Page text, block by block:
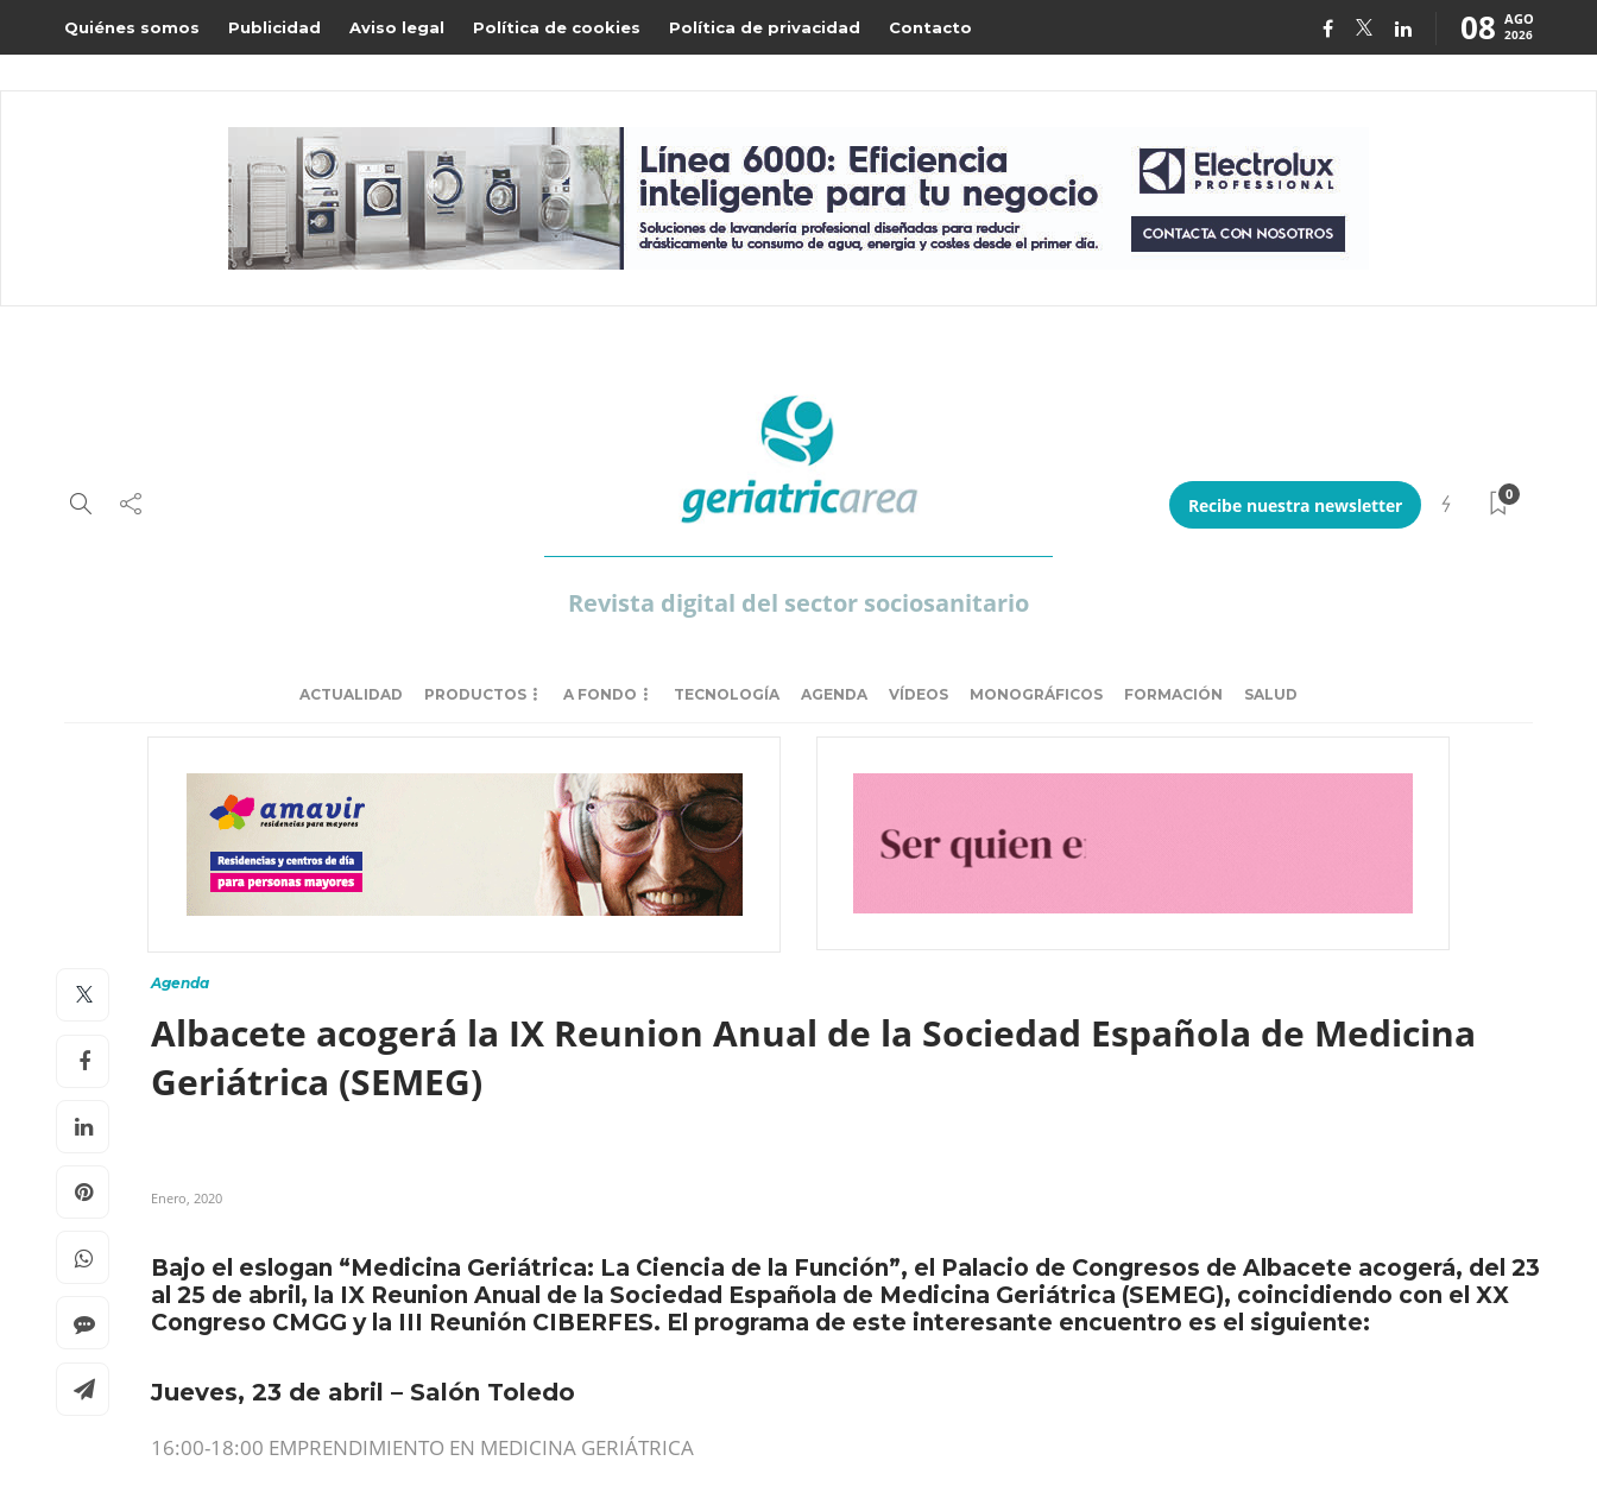
Quiénes somos Publicidad Aviso legal Política de cookies Política de privacidad Contacto 08 AGO
2026
Revista digital del sector sociosanitario
Recibe nuestra newsletter
0
ACTUALIDAD PRODUCTOS A FONDO TECNOLOGÍA AGENDA VÍDEOS MONOGRÁFICOS FORMACIÓN SALUD
Agenda
Albacete acogerá la IX Reunion Anual de la Sociedad Española de Medicina
Geriátrica (SEMEG)
Enero, 2020
Bajo el eslogan “Medicina Geriátrica: La Ciencia de la Función”, el Palacio de Congresos de Albacete acogerá, del 23
al 25 de abril, la IX Reunion Anual de la Sociedad Española de Medicina Geriátrica (SEMEG), coincidiendo con el XX
Congreso CMGG y la III Reunión CIBERFES. El programa de este interesante encuentro es el siguiente:
Jueves, 23 de abril – Salón Toledo
16:00-18:00 EMPRENDIMIENTO EN MEDICINA GERIÁTRICA